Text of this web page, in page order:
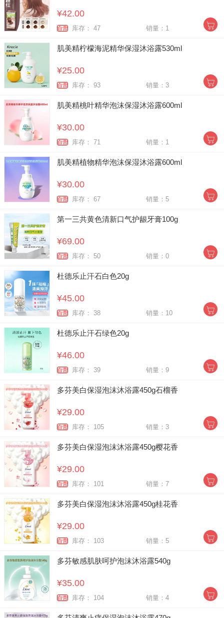
¥42.00
自营 库存： 47 销量：1
肌美精柠檬海泥精华保湿沐浴露530ml
¥25.00
自营 库存： 93 销量：3
肌美精桃叶精华泡沫保湿沐浴露600ml
¥30.00
自营 库存： 71 销量：1
肌美精植物精华泡沫保湿沐浴露600ml
¥30.00
自营 库存： 67 销量：5
第一三共黄色清新口气护龈牙膏100g
¥69.00
自营 库存： 50 销量：0
杜德乐止汗石白色20g
¥45.00
自营 库存： 38 销量：10
杜德乐止汗石绿色20g
¥46.00
自营 库存： 39 销量：9
多芬美白保湿泡沫沐浴露450g石榴香
¥29.00
自营 库存： 105 销量：3
多芬美白保湿泡沫沐浴露450g樱花香
¥29.00
自营 库存： 101 销量：7
多芬美白保湿泡沫沐浴露450g桂花香
¥29.00
自营 库存： 103 销量：5
多芬敏感肌肤呵护泡沫沐浴露540g
¥35.00
自营 库存： 104 销量：4